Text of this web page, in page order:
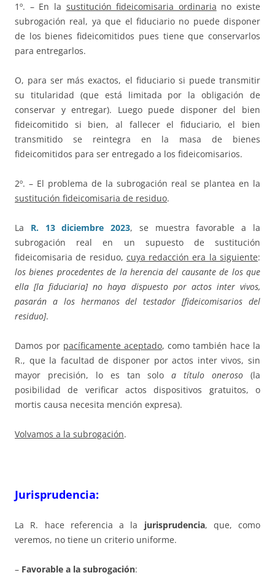
1º. – En la sustitución fideicomisaria ordinaria no existe
subrogación real, ya que el fiduciario no puede disponer
de los bienes fideicomitidos pues tiene que conservarlos
para entregarlos.
O, para ser más exactos, el fiduciario si puede transmitir
su titularidad (que está limitada por la obligación de
conservar y entregar). Luego puede disponer del bien
fideicomitido si bien, al fallecer el fiduciario, el bien
transmitido se reintegra en la masa de bienes
fideicomitidos para ser entregado a los fideicomisarios.
2º. – El problema de la subrogación real se plantea en la
sustitución fideicomisaria de residuo.
La R. 13 diciembre 2023, se muestra favorable a la
subrogación real en un supuesto de sustitución
fideicomisaria de residuo, cuya redacción era la siguiente:
los bienes procedentes de la herencia del causante de los que
ella [la fiduciaria] no haya dispuesto por actos inter vivos,
pasarán a los hermanos del testador [fideicomisarios del
residuo].
Damos por pacíficamente aceptado, como también hace la
R., que la facultad de disponer por actos inter vivos, sin
mayor precisión, lo es tan soloa título oneroso (la
posibilidad de verificar actos dispositivos gratuitos, o
mortis causa necesita mención expresa).
Volvamos a la subrogación.
Jurisprudencia:
La R. hace referencia a la jurisprudencia, que, como
veremos, no tiene un criterio uniforme.
– Favorable a la subrogación: